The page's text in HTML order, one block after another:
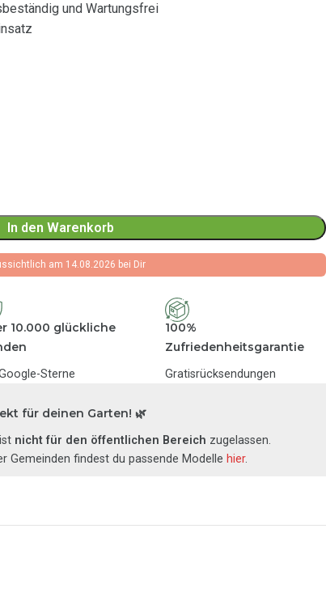
und Wartungsfrei
In den Warenkorb
am 14.08.2026 bei Dir
10.000 glückliche
Sterne
100%
Zufriedenheitsgarantie
Gratisrücksendungen
für deinen Garten! 🌿
nicht für den öffentlichen Bereich zugelassen.
Gemeinden findest du passende Modelle hier.